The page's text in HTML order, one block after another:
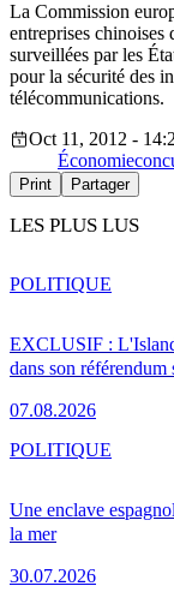
La Commission
entreprises chinoises
surveillées par les
pour la sécurité des
télécommunications.
Oct 11, 2012 -
Économie
Print Partager
LES PLUS LUS
EXCLUSIF :
dans son référendum
07.08.2026
POLITIQUE
Une enclave
la mer
30.07.2026
POLITIQUE